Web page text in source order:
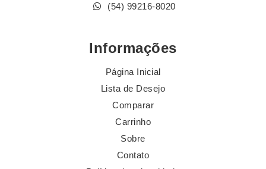
(54) 99216-8020
Informações
Página Inicial
Lista de Desejo
Comparar
Carrinho
Sobre
Contato